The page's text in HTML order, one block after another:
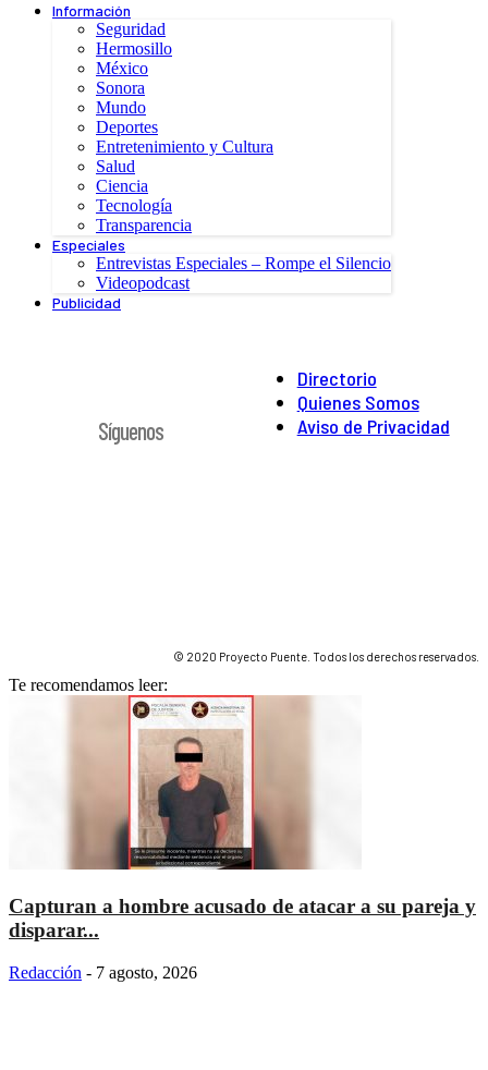
Información
Seguridad
Hermosillo
México
Sonora
Mundo
Deportes
Entretenimiento y Cultura
Salud
Ciencia
Tecnología
Transparencia
Especiales
Entrevistas Especiales – Rompe el Silencio
Videopodcast
Publicidad
Directorio
Quienes Somos
Aviso de Privacidad
Síguenos
© 2020 Proyecto Puente. Todos los derechos reservados.
Te recomendamos leer:
Capturan a hombre acusado de atacar a su pareja y
disparar...
Redacción - 7 agosto, 2026